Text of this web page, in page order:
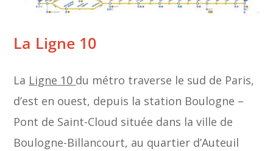
La Ligne 10
La Ligne 10 du métro traverse le sud de Paris,
d’est en ouest, depuis la station Boulogne –
Pont de Saint-Cloud située dans la ville de
Boulogne-Billancourt, au quartier d’Auteuil